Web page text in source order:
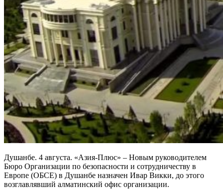
Душанбе. 4 августа. «Азия-Плюс» – Новым руководителем
Бюро Организации по безопасности и сотрудничеству в
Европе (ОБСЕ) в Душанбе назначен Ивар Викки, до этого
возглавлявший алматинский офис организации.